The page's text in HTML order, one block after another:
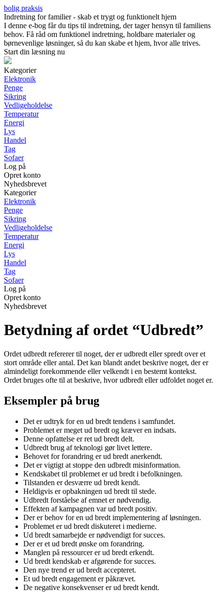
bolig praksis
Indretning for familier - skab et trygt og funktionelt hjem
I denne e-bog får du tips til indretning, der tager hensyn til familiens
behov. Få råd om funktionel indretning, holdbare materialer og
børnevenlige løsninger, så du kan skabe et hjem, hvor alle trives.
Start din læsning nu
Kategorier
Elektronik
Penge
Sikring
Vedligeholdelse
Temperatur
Energi
Lys
Handel
Tag
Sofaer
Log på
Opret konto
Nyhedsbrevet
Kategorier
Elektronik
Penge
Sikring
Vedligeholdelse
Temperatur
Energi
Lys
Handel
Tag
Sofaer
Log på
Opret konto
Nyhedsbrevet
Betydning af ordet “Udbredt”
Ordet udbredt refererer til noget, der er udbredt eller spredt over et
stort område eller antal. Det kan blandt andet beskrive noget, der er
almindeligt forekommende eller velkendt i en bestemt kontekst.
Ordet bruges ofte til at beskrive, hvor udbredt eller udfoldet noget er.
Eksempler på brug
Det er udtryk for en ud bredt tendens i samfundet.
Problemet er meget ud bredt og kræver en indsats.
Denne opfattelse er ret ud bredt delt.
Udbredt brug af teknologi gør livet lettere.
Behovet for forandring er ud bredt anerkendt.
Det er vigtigt at stoppe den udbredt misinformation.
Kendskabet til problemet er ud bredt i befolkningen.
Tilstanden er desværre ud bredt kendt.
Heldigvis er opbakningen ud bredt til stede.
Udbredt forståelse af emnet er nødvendig.
Effekten af kampagnen var ud bredt positiv.
Der er behov for en ud bredt implementering af løsningen.
Problemet er ud bredt diskuteret i medierne.
Ud bredt samarbejde er nødvendigt for succes.
Der er et ud bredt ønske om forandring.
Manglen på ressourcer er ud bredt erkendt.
Ud bredt kendskab er afgørende for succes.
Den nye trend er ud bredt accepteret.
Et ud bredt engagement er påkrævet.
De negative konsekvenser er ud bredt kendt.